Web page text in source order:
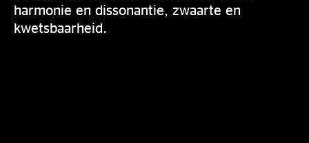
harmonie en dissonantie, zwaarte en
kwetsbaarheid.